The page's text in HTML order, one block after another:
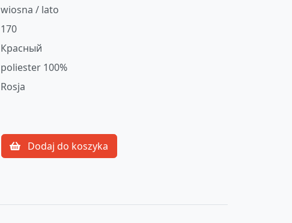
wiosna / lato
170
Красный
poliester 100%
Rosja
Dodaj do koszyka